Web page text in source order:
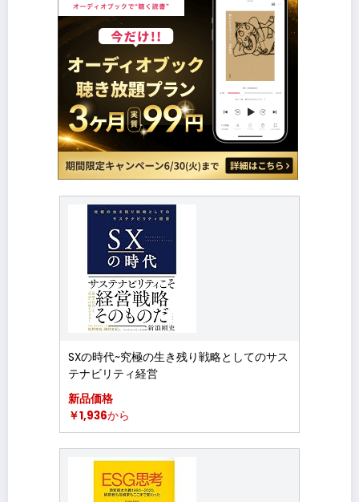
SXの時代~究極の生き残り戦略としてのサス
テナビリティ経営
新品価格
￥1,936から